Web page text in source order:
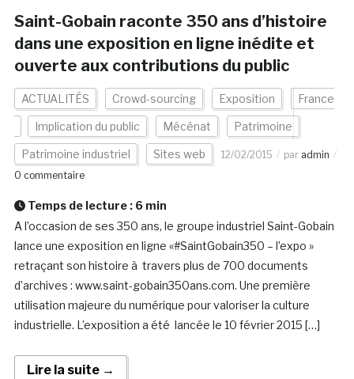
Saint-Gobain raconte 350 ans d’histoire
dans une exposition en ligne inédite et
ouverte aux contributions du public
ACTUALITÉS Crowd-sourcing Exposition France
Implication du public Mécénat Patrimoine
Patrimoine industriel Sites web 12/02/2015 par admin
0 commentaire
Temps de lecture : 6 min
A l’occasion de ses 350 ans, le groupe industriel Saint-Gobain
lance une exposition en ligne «#SaintGobain350 – l’expo »
retraçant son histoire à travers plus de 700 documents
d’archives : www.saint-gobain350ans.com. Une première
utilisation majeure du numérique pour valoriser la culture
industrielle. L’exposition a été lancée le 10 février 2015 […]
Lire la suite →